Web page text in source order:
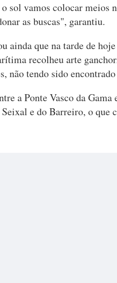
sol vamos colocar meios
as buscas", garantiu.
ainda que na tarde de
recolheu arte
não tendo sido encontrado
a Ponte Vasco da
e do Barreiro, o que